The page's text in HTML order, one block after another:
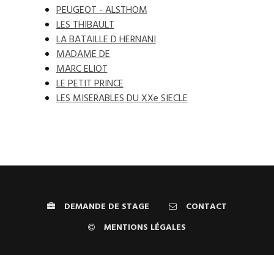
PEUGEOT - ALSTHOM
LES THIBAULT
LA BATAILLE D HERNANI
MADAME DE
MARC ELIOT
LE PETIT PRINCE
LES MISERABLES DU XXe SIECLE
DEMANDE DE STAGE
CONTACT
MENTIONS LÉGALES